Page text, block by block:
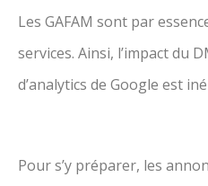
Les GAFAM sont par
services. Ainsi, l’impact du
d’analytics de Google est
Pour s’y préparer, les